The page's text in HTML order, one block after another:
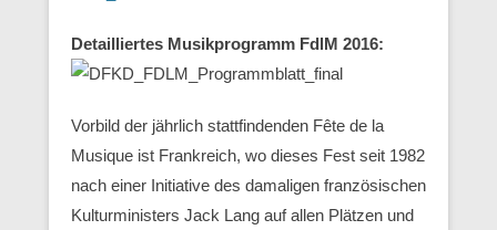
Detailliertes Musikprogramm FdlM 2016:
Vorbild der jährlich stattfindenden Fête de la
Musique ist Frankreich, wo dieses Fest seit 1982
nach einer Initiative des damaligen französischen
Kulturministers Jack Lang auf allen Plätzen und